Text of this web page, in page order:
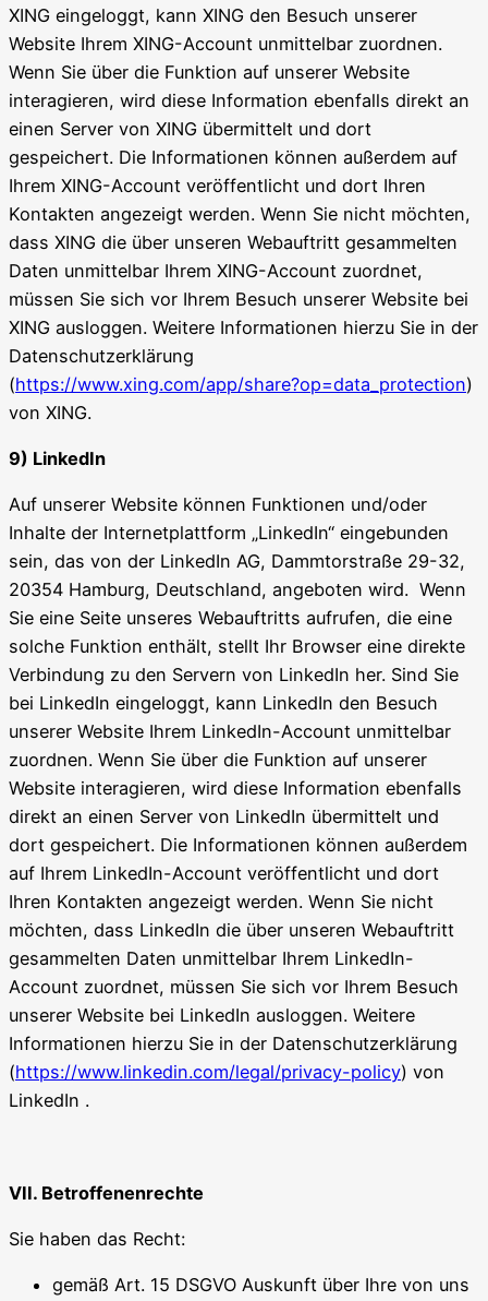
XING eingeloggt, kann XING den Besuch unserer
Website Ihrem XING-Account unmittelbar zuordnen.
Wenn Sie über die Funktion auf unserer Website
interagieren, wird diese Information ebenfalls direkt an
einen Server von XING übermittelt und dort
gespeichert. Die Informationen können außerdem auf
Ihrem XING-Account veröffentlicht und dort Ihren
Kontakten angezeigt werden. Wenn Sie nicht möchten,
dass XING die über unseren Webauftritt gesammelten
Daten unmittelbar Ihrem XING-Account zuordnet,
müssen Sie sich vor Ihrem Besuch unserer Website bei
XING ausloggen. Weitere Informationen hierzu Sie in der
Datenschutzerklärung
(https://www.xing.com/app/share?op=data_protection)
von XING.
9) LinkedIn
Auf unserer Website können Funktionen und/oder
Inhalte der Internetplattform „LinkedIn“ eingebunden
sein, das von der LinkedIn AG, Dammtorstraße 29-32,
20354 Hamburg, Deutschland, angeboten wird. Wenn
Sie eine Seite unseres Webauftritts aufrufen, die eine
solche Funktion enthält, stellt Ihr Browser eine direkte
Verbindung zu den Servern von LinkedIn her. Sind Sie
bei LinkedIn eingeloggt, kann LinkedIn den Besuch
unserer Website Ihrem LinkedIn-Account unmittelbar
zuordnen. Wenn Sie über die Funktion auf unserer
Website interagieren, wird diese Information ebenfalls
direkt an einen Server von LinkedIn übermittelt und
dort gespeichert. Die Informationen können außerdem
auf Ihrem LinkedIn-Account veröffentlicht und dort
Ihren Kontakten angezeigt werden. Wenn Sie nicht
möchten, dass LinkedIn die über unseren Webauftritt
gesammelten Daten unmittelbar Ihrem LinkedIn-
Account zuordnet, müssen Sie sich vor Ihrem Besuch
unserer Website bei LinkedIn ausloggen. Weitere
Informationen hierzu Sie in der Datenschutzerklärung
(https://www.linkedin.com/legal/privacy-policy) von
LinkedIn .
VII. Betroffenenrechte
Sie haben das Recht:
gemäß Art. 15 DSGVO Auskunft über Ihre von uns